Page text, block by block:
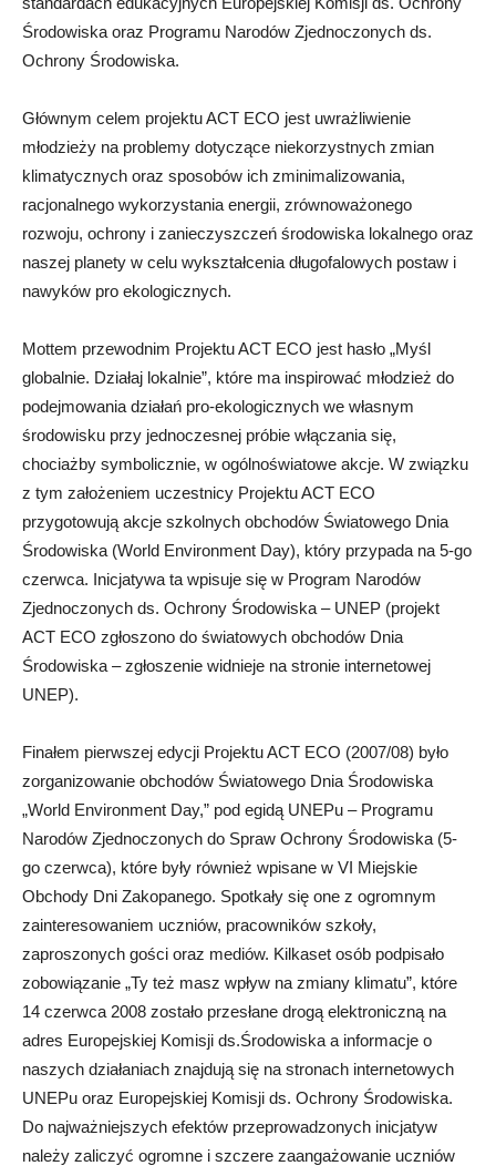
Środowiska oraz Programu Narodów Zjednoczonych ds.
Ochrony Środowiska.
Głównym celem projektu ACT ECO jest uwrażliwienie
młodzieży na problemy dotyczące niekorzystnych zmian
klimatycznych oraz sposobów ich zminimalizowania,
racjonalnego wykorzystania energii, zrównoważonego
rozwoju, ochrony i zanieczyszczeń środowiska lokalnego oraz
naszej planety w celu wykształcenia długofalowych postaw i
nawyków pro ekologicznych.
Mottem przewodnim Projektu ACT ECO jest hasło „Myśl
globalnie. Działaj lokalnie”, które ma inspirować młodzież do
podejmowania działań pro-ekologicznych we własnym
środowisku przy jednoczesnej próbie włączania się,
chociażby symbolicznie, w ogólnoświatowe akcje. W związku
z tym założeniem uczestnicy Projektu ACT ECO
przygotowują akcje szkolnych obchodów Światowego Dnia
Środowiska (World Environment Day), który przypada na 5-go
czerwca. Inicjatywa ta wpisuje się w Program Narodów
Zjednoczonych ds. Ochrony Środowiska – UNEP (projekt
ACT ECO zgłoszono do światowych obchodów Dnia
Środowiska – zgłoszenie widnieje na stronie internetowej
UNEP).
Finałem pierwszej edycji Projektu ACT ECO (2007/08) było
zorganizowanie obchodów Światowego Dnia Środowiska
„World Environment Day,” pod egidą UNEPu – Programu
Narodów Zjednoczonych do Spraw Ochrony Środowiska (5-
go czerwca), które były również wpisane w VI Miejskie
Obchody Dni Zakopanego. Spotkały się one z ogromnym
zainteresowaniem uczniów, pracowników szkoły,
zaproszonych gości oraz mediów. Kilkaset osób podpisało
zobowiązanie „Ty też masz wpływ na zmiany klimatu”, które
14 czerwca 2008 zostało przesłane drogą elektroniczną na
adres Europejskiej Komisji ds.Środowiska a informacje o
naszych działaniach znajdują się na stronach internetowych
UNEPu oraz Europejskiej Komisji ds. Ochrony Środowiska.
Do najważniejszych efektów przeprowadzonych inicjatyw
należy zaliczyć ogromne i szczere zaangażowanie uczniów